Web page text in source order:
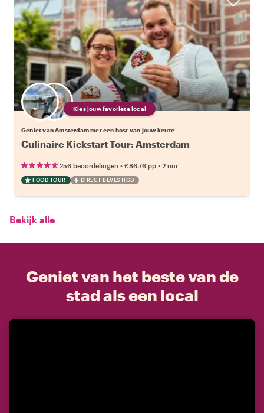
Kies jouw favoriete local
Geniet van Amsterdam met een host van jouw keuze
Culinaire Kickstart Tour: Amsterdam
256 beoordelingen • €86.76 pp • 2 uur
FOOD TOUR DIRECT BEVESTIGD
Bekijk alle
Geniet van het beste van de
stad als een local